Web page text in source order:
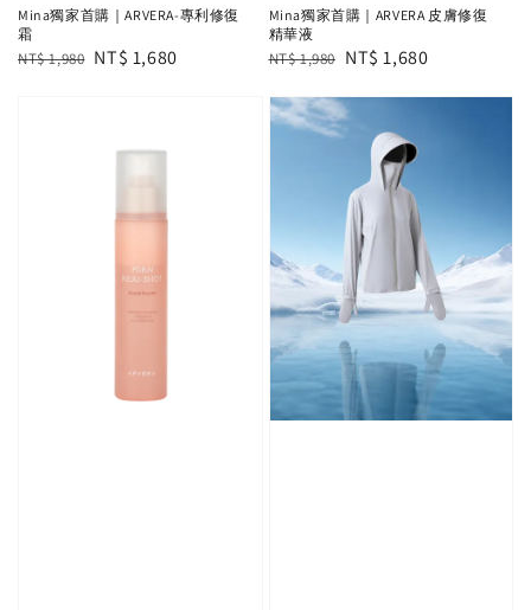
Mina獨家首購｜ARVERA-專利修復
霜
Regular
NT$ 1,980 Sale
NT$ 1,680
Mina獨家首購｜ARVERA 皮膚修復
精華液
Regular
NT$ 1,980 Sale
NT$ 1,680